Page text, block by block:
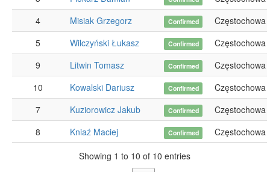
4
Misiak Grzegorz Confirmed
Częstochowa
5
Wilczyński Łukasz Confirmed
Częstochowa
9
Litwin Tomasz Confirmed
Częstochowa
10
Kowalski Dariusz Confirmed
Częstochowa
7
Kuziorowicz Jakub Confirmed
Częstochowa
8
Kniaź Maciej Confirmed
Częstochowa
Showing 1 to 10 of 10 entries